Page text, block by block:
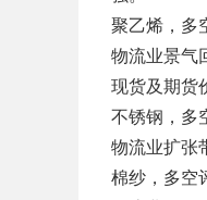
聚乙烯，多
物流业景气
现货及期货
不锈钢，多
物流业扩张
棉纱，多空